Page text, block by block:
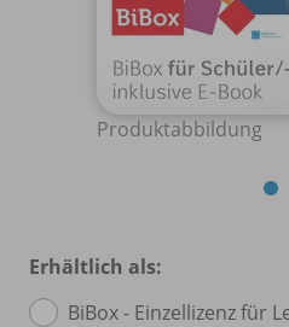
Produktabbildung
Erhältlich als:
BiBox - Einzellizenz für